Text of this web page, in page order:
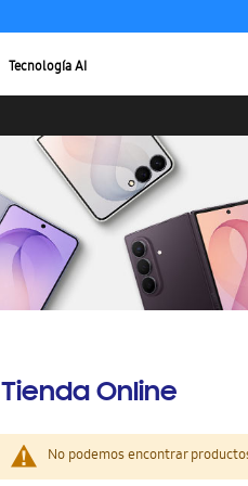
Tecnología AI
Tienda Online
No podemos encontrar